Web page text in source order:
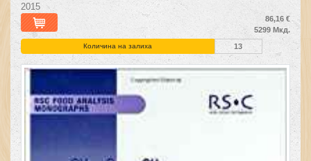
2015
86,16 €
5299 Мкд.
Количина на залиха 13